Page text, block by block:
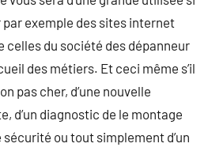
exemple des sites internet
celles du société des dépanneur
des métiers. Et ceci même s’il
pas cher, d’une nouvelle
d’un diagnostic de le montage
ou tout simplement d’un